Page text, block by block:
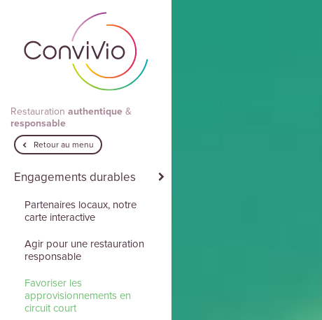
Restauration authentique &
responsable
Retour au menu
Engagements durables
Partenaires locaux, notre
carte interactive
Agir pour une restauration
responsable
Favoriser les
approvisionnements en
circuit court